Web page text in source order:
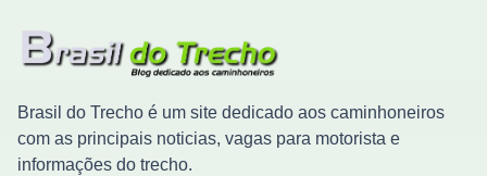
Brasil do Trecho é um site dedicado aos caminhoneiros
com as principais noticias, vagas para motorista e
informações do trecho.